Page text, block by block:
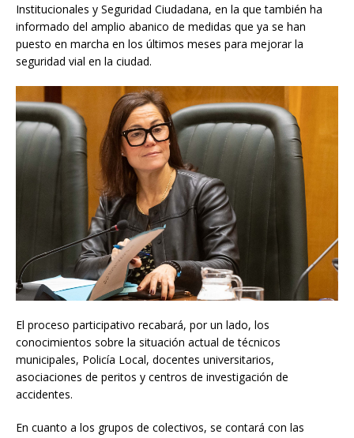
Institucionales y Seguridad Ciudadana, en la que también ha
informado del amplio abanico de medidas que ya se han
puesto en marcha en los últimos meses para mejorar la
seguridad vial en la ciudad.
El proceso participativo recabará, por un lado, los
conocimientos sobre la situación actual de técnicos
municipales, Policía Local, docentes universitarios,
asociaciones de peritos y centros de investigación de
accidentes.
En cuanto a los grupos de colectivos, se contará con las